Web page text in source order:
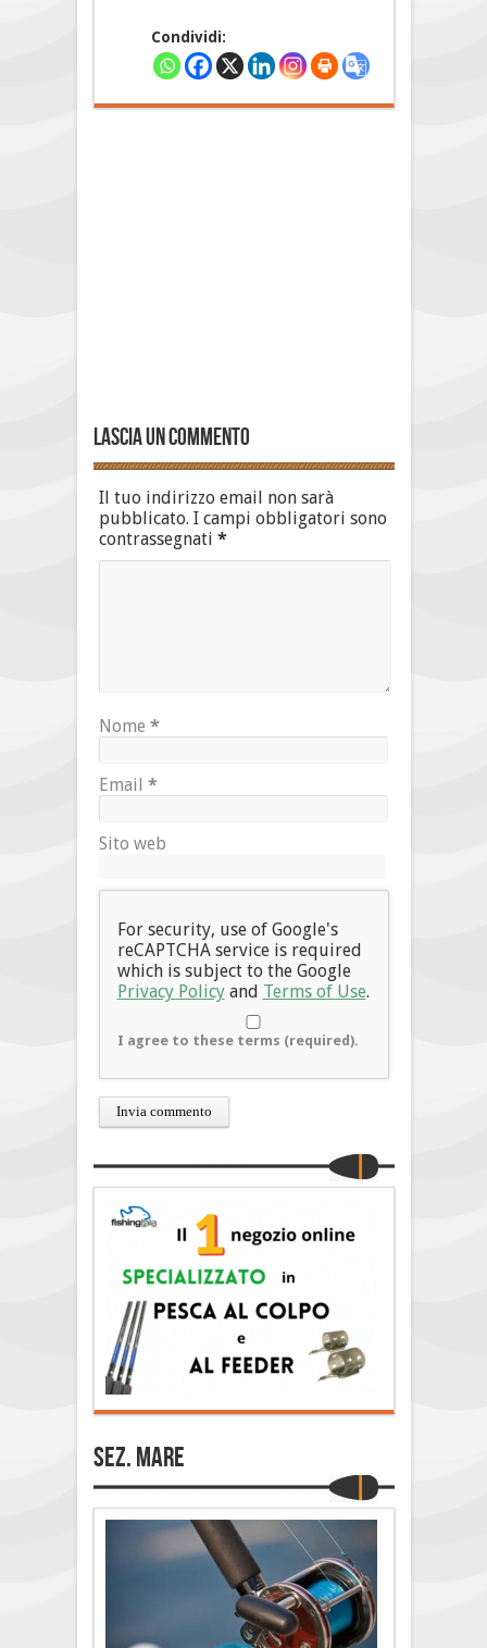
Condividi:
Lascia un commento
Il tuo indirizzo email non sarà
pubblicato. I campi obbligatori sono
contrassegnati *
Nome *
Email *
Sito web
For security, use of Google's
reCAPTCHA service is required
which is subject to the Google
Privacy Policyand Terms of Use.
I agree to these terms (required).
Sez. Mare